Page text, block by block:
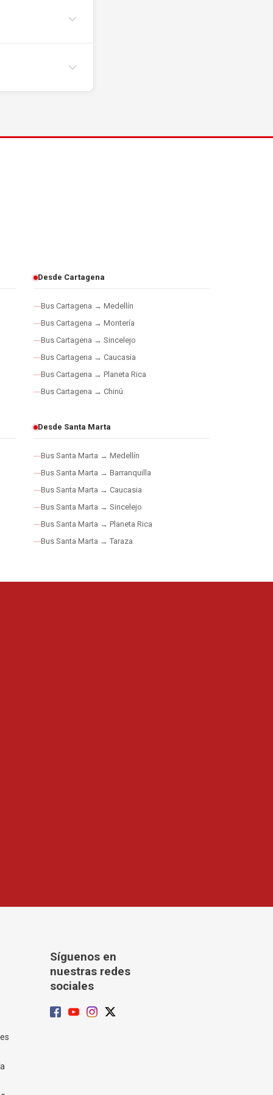
Desde Cartagena
Bus Cartagena → Medellín
Bus Cartagena → Montería
Bus Cartagena → Sincelejo
Bus Cartagena → Caucasia
Bus Cartagena → Planeta Rica
Bus Cartagena → Chinú
Desde Santa Marta
Bus Santa Marta → Medellín
Bus Santa Marta → Barranquilla
Bus Santa Marta → Caucasia
Bus Santa Marta → Sincelejo
Bus Santa Marta → Planeta Rica
Bus Santa Marta → Taraza
Síguenos en
nuestras redes
sociales